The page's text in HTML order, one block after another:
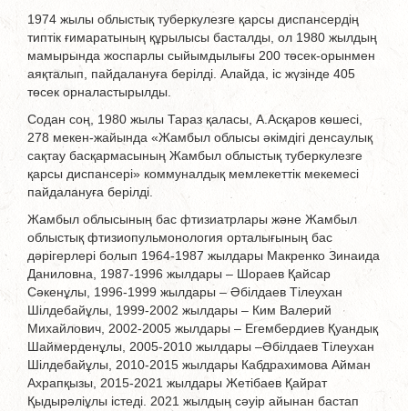
1974 жылы облыстық туберкулезге қарсы диспансердің
типтік ғимаратының құрылысы басталды, ол 1980 жылдың
мамырында жоспарлы сыйымдылығы 200 төсек-орынмен
аяқталып, пайдалануға берілді. Алайда, іс жүзінде 405
төсек орналастырылды.
Содан соң, 1980 жылы Тараз қаласы, А.Асқаров көшесі,
278 мекен-жайында «Жамбыл облысы әкімдігі денсаулық
сақтау басқармасының Жамбыл облыстық туберкулезге
қарсы диспансері» коммуналдық мемлекеттік мекемесі
пайдалануға берілді.
Жамбыл облысының бас фтизиатрлары және Жамбыл
облыстық фтизиопульмонология орталығының бас
дәрігерлері болып 1964-1987 жылдары Макренко Зинаида
Даниловна, 1987-1996 жылдары – Шораев Қайсар
Сәкенұлы, 1996-1999 жылдары – Әбілдаев Тілеухан
Шілдебайұлы, 1999-2002 жылдары – Ким Валерий
Михайлович, 2002-2005 жылдары – Егембердиев Қуандық
Шаймерденұлы, 2005-2010 жылдары –Әбілдаев Тілеухан
Шілдебайұлы, 2010-2015 жылдары Кабдрахимова Айман
Ахрапқызы, 2015-2021 жылдары Жетібаев Қайрат
Қыдырәліұлы істеді. 2021 жылдың сәуір айынан бастап